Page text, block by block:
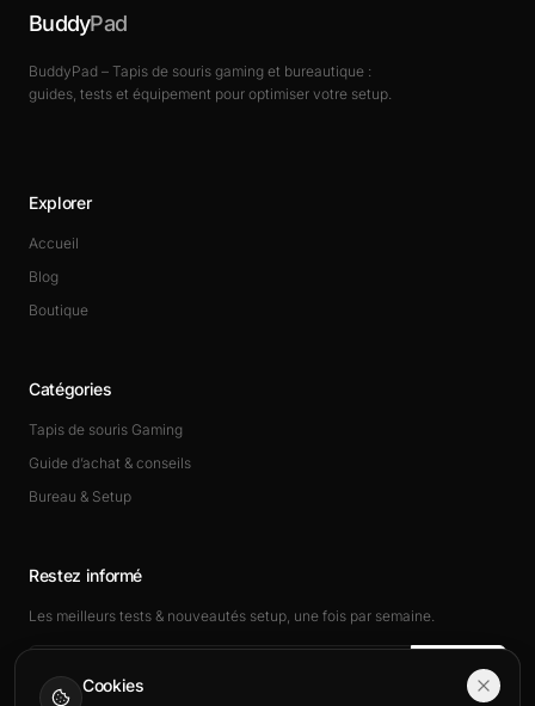
BuddyPad
BuddyPad – Tapis de souris gaming et bureautique :
guides, tests et équipement pour optimiser votre setup.
Explorer
Accueil
Blog
Boutique
Catégories
Tapis de souris Gaming
Guide d’achat & conseils
Bureau & Setup
Restez informé
Les meilleurs tests & nouveautés setup, une fois par semaine.
Rejoindre
Cookies